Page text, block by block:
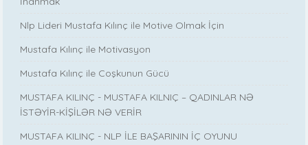
Nlp Lideri Mustafa Kılınç ile Motive Olmak İçin
Mustafa Kılınç ile Motivasyon
Mustafa Kılınç ile Coşkunun Gücü
MUSTAFA KILINÇ - MUSTAFA KILNIÇ – QADINLAR NƏ
İSTƏYİR-KİŞİLƏR NƏ VERİR
MUSTAFA KILINÇ - NLP İLE BAŞARININ İÇ OYUNU